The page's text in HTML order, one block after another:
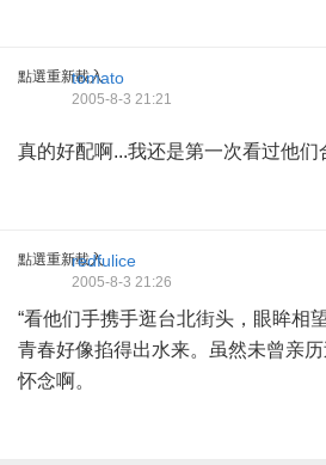
點選重新載入
tomato
2005-8-3 21:21
真的好配啊...我还是第一次看过他们
點選重新載入redfulice
2005-8-3 21:26
“看他们手携手逛台北街头，眼眸
青春好像掐得出水来。虽然未曾亲
怀念啊。